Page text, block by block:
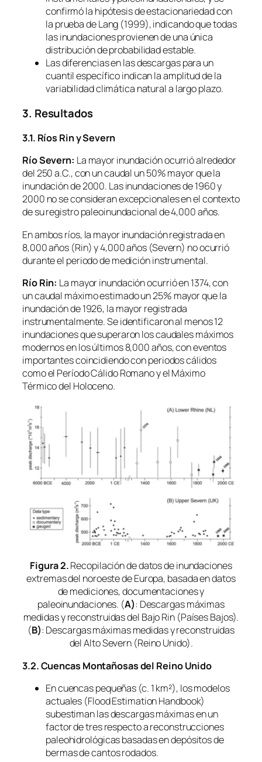
confirmó la hipótesis de estacionariedad con
la prueba de Lang (1999), indicando que todas
las inundaciones provienen de una única
distribución de probabilidad estable.
Las diferencias en las descargas para un
cuantil específico indican la amplitud de la
variabilidad climática natural a largo plazo.
3. Resultados
3.1. Ríos Rin y Severn
Río Severn: La mayor inundación ocurrió alrededor
del 250 a.C., con un caudal un 50% mayor que la
inundación de 2000. Las inundaciones de 1960 y
2000 no se consideran excepcionales en el contexto
de su registro paleoinundacional de 4,000 años.
En ambos ríos, la mayor inundación registrada en
8,000 años (Rin) y 4,000 años (Severn) no ocurrió
durante el periodo de medición instrumental.
Río Rin: La mayor inundación ocurrió en 1374, con
un caudal máximo estimado un 25% mayor que la
inundación de 1926, la mayor registrada
instrumentalmente. Se identificaron al menos 12
inundaciones que superaron los caudales máximos
modernos en los últimos 8,000 años, con eventos
importantes coincidiendo con periodos cálidos
como el Período Cálido Romano y el Máximo
Térmico del Holoceno.
Figura 2.Recopilación de datos de inundaciones
extremas del noroeste de Europa, basada en datos
de mediciones, documentaciones y
paleoinundaciones. (A): Descargas máximas
medidas y reconstruidas del Bajo Rin (Países Bajos).
(B): Descargas máximas medidas y reconstruidas
del Alto Severn (Reino Unido).
3.2. Cuencas Montañosas del Reino Unido
En cuencas pequeñas (c. 1 km²), los modelos
actuales (Flood Estimation Handbook)
subestiman las descargas máximas en un
factor de tres respecto a reconstrucciones
paleohidrológicas basadas en depósitos de
bermas de cantos rodados.